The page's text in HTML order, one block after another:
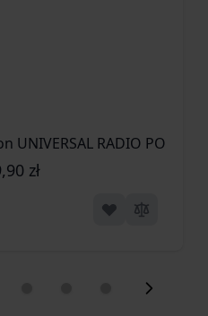
UNIVERSAL RADIO POUCH
zł